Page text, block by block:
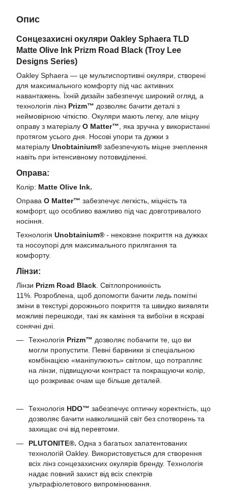
Опис
Cонцезахисні окуляри Oakley Sphaera TLD
Matte Olive Ink Prizm Road Black (Troy Lee
Designs Series)
Oakley Sphaera — це мультиспортивні окуляри, створені
для максимального комфорту під час активних
навантажень. Їхній дизайн забезпечує широкий огляд, а
технологія лінз Prizm™ дозволяє бачити деталі з
неймовірною чіткістю. Окуляри мають легку, але міцну
оправу з матеріалу O Matter™ , яка зручна у використанні
протягом усього дня. Носові упори та дужки з
матеріалу Unobtainium® забезпечують міцне зчеплення
навіть при інтенсивному потовиділенні.
Оправа:
Колір: Matte Olive Ink.
Оправа O Matter™ забезпечує легкість, міцність та
комфорт, що особливо важливо під час довготривалого
носіння.
Технологія Unobtainium® - нековзне покриття на дужках
та носоупорі для максимального прилягання та
комфорту.
Лінзи:
Лінзи Prizm Road Black . Світлопроникність
11%. Розроблена, щоб допомогти бачити ледь помітні
зміни в текстурі дорожнього покриття та швидко виявляти
можливі перешкоди, такі як каміння та вибоїни в яскраві
сонячні дні.
Технологія Prizm™ дозволяє побачити те, що ви
могли пропустити. Певні барвники зі спеціальною
комбінацією «маніпулюють» світлом, що потрапляє
на лінзи, підвищуючи контраст та покращуючи колір,
що розкриває очам ще більше деталей.
Технологія HDO™ забезпечує оптичну коректність, що
дозволяє бачити навколишній світ без спотворень та
захищає очі від перевтоми.
PLUTONITE®. Одна з багатьох запатентованих
технологій Oakley. Використовується для створення
всіх лінз сонцезахисних окулярів бренду. Технологія
надає повний захист від всіх спектрів
ультрафіолетового випромінювання.